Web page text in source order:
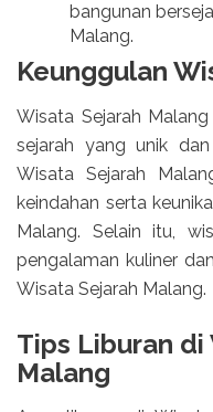
bangunan
Malang.
Keunggulan
Wisata Sejarah
sejarah yang unik
Wisata Sejarah
keindahan serta
Malang. Selain itu,
pengalaman kuliner
Wisata Sejarah Malang.
Tips Liburan di
Malang